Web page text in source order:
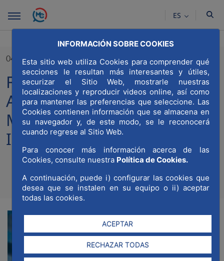
Saltar al contenido principal
INFORMACIÓN SOBRE COOKIES
Esta sitio web utiliza Cookies para comprender qué
secciones le resultan más interesantes y útiles,
securizar el Sitio Web, mostrarle nuestras
localizaciones y reproducir videos online, así como
para mantener las preferencias que seleccione. Las
Cookies contienen información que se almacena en
su navegador y, de este modo, se le reconocerá
cuando regrese al Sitio Web.
Para conocer más información acerca de las
Cookies, consulte nuestra Política de Cookies.
A continuación, puede i) configurar las cookies que
desea que se instalen en su equipo o ii) aceptar
todas las cookies.
ACEPTAR
RECHAZAR TODAS
ES
04/02/2022
FYCMA Colaborará con la
Asociación Madrid Capital
Mundial de la Construcción,
Ingeniería y Arquitectura
Compartir en
Compartir en
Compartir
RSS